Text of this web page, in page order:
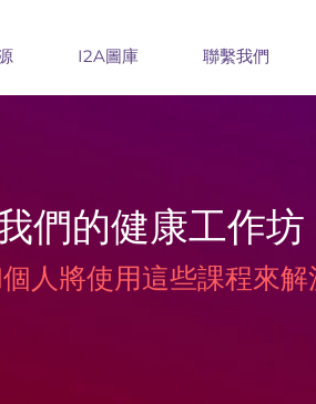
I2A圖庫 聯繫我們
們的健康工作坊
人將使用這些課程來